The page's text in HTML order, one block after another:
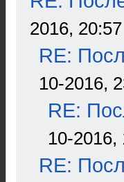
2016, 20:57
RE:
10-2016,
RE:
10-2016,
RE: